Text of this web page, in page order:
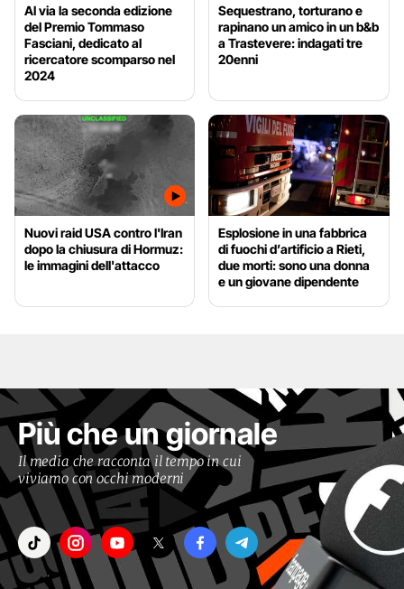
Al via la seconda edizione
del Premio Tommaso
Fasciani, dedicato al
ricercatore scomparso nel
2024
Sequestrano, torturano e
rapinano un amico in un b&b
a Trastevere: indagati tre
20enni
Nuovi raid USA contro l'Iran
dopo la chiusura di Hormuz:
le immagini dell'attacco
Esplosione in una fabbrica
di fuochi d’artificio a Rieti,
due morti: sono una donna
e un giovane dipendente
Più che un giornale
Il media che racconta il tempo in cui
viviamo con occhi moderni